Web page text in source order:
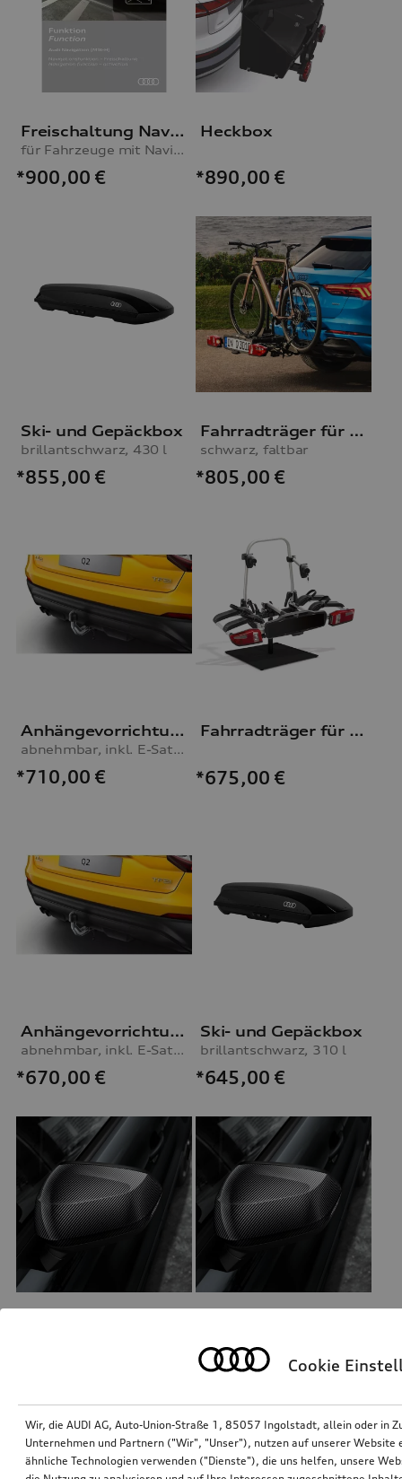
Freischaltung Navigationsfunktion
für Fahrzeuge mit Navigationsvorbereitung (MIB-H)
*900,00 €
Heckbox
*890,00 €
Ski- und Gepäckbox
brillantschwarz, 430 l
*855,00 €
Fahrradträger für die Anhängevorrichtung
schwarz, faltbar
*805,00 €
Anhängevorrichtung
abnehmbar, inkl. E-Satz, für Fahrzeuge ohne Vorbereitung für AHV
*710,00 €
Fahrradträger für die Anhängevorrichtung
*675,00 €
Anhängevorrichtung
abnehmbar, inkl. E-Satz, für Fahrzeuge mit Vorbereitung für AHV
*670,00 €
Ski- und Gepäckbox
brillantschwarz, 310 l
*645,00 €
*620,00
Cookie
Wir, die AUDI AG, Auto-Union-Straße 1, 85057 Ingolstadt, allein oder in
Unternehmen und Partnern ("Wir", "Unser"), nutzen auf unserer Website
ähnliche Technologien verwenden ("Dienste"), die uns helfen, unsere